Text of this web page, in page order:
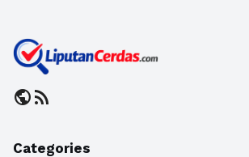
publicrss_feed
Categories